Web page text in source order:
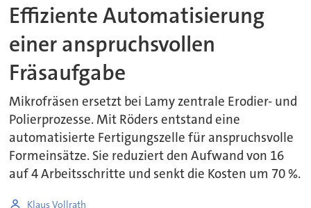
Effiziente Automatisierung
einer anspruchsvollen
Fräsaufgabe
Mikrofräsen ersetzt bei Lamy zentrale Erodier- und
Polierprozesse. Mit Röders entstand eine
automatisierte Fertigungszelle für anspruchsvolle
Formeinsätze. Sie reduziert den Aufwand von 16
auf 4 Arbeitsschritte und senkt die Kosten um 70 %.
Klaus Vollrath